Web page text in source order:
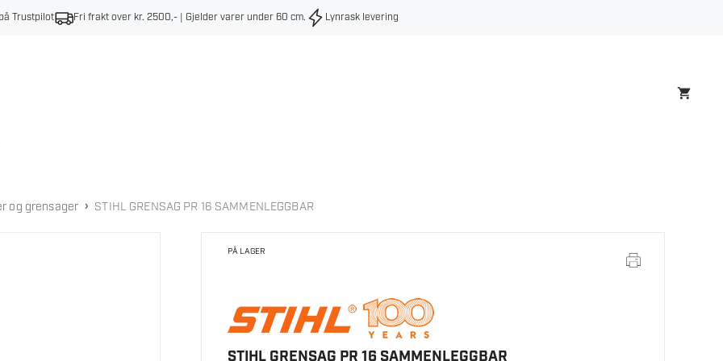
Trustpilot Fri frakt over kr. 2500,- | Gjelder varer under 60 cm. Lynrask levering
og grensager › STIHL GRENSAG PR 16 SAMMENLEGGBAR
PÅ LAGER
STIHL GRENSAG PR 16 SAMMENLEGGBAR